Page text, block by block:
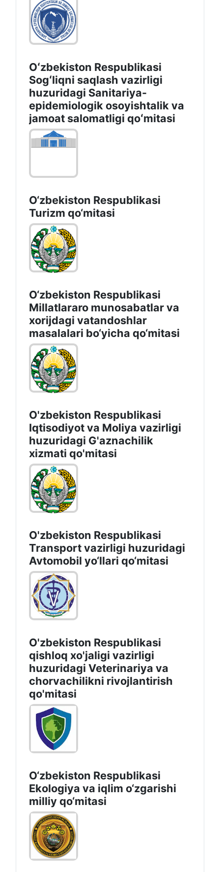
Oʻzbekiston Respublikasi
Sogʻliqni saqlash vazirligi
huzuridagi Sanitariya-
epidemiologik osoyishtalik va
jamoat salomatligi qoʻmitasi
O‘zbekiston Respublikasi
Turizm qo‘mitasi
O‘zbekiston Respublikasi
Millatlararo munosabatlar va
xorijdagi vatandoshlar
masalalari bo‘yicha qo‘mitasi
O'zbekiston Respublikasi
Iqtisodiyot vа Moliya vazirligi
huzuridagi G'aznachilik
xizmati qo'mitasi
O'zbekiston Respublikasi
Transport vazirligi huzuridagi
Avtomobil yo‘llari qo‘mitasi
O'zbekiston Respublikasi
qishloq xo'jaligi vazirligi
huzuridagi Veterinariya va
chorvachilikni rivojlantirish
qo'mitasi
O‘zbekiston Respublikasi
Ekologiya va iqlim o‘zgarishi
milliy qo‘mitasi